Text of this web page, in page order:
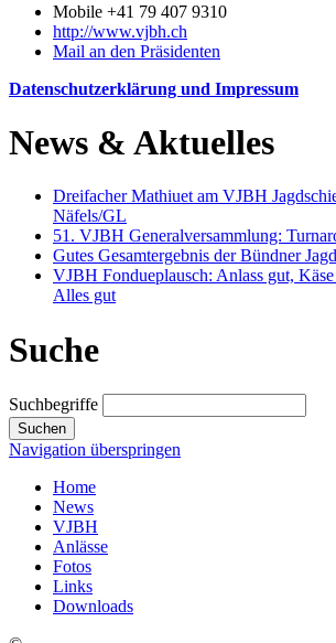
Mobile +41 79 407 9310
http://www.vjbh.ch
Mail an den Präsidenten
Datenschutzerklärung und Impressum
News & Aktuelles
Dreifacher Mathiuet am VJBH
Näfels/GL
51. VJBH Generalversammlung:
Gutes Gesamtergebnis der Bündner
VJBH Fondueplausch: Anlass gut,
Alles gut
Suche
Suchbegriffe
Suchen
Navigation überspringen
Home
News
VJBH
Anlässe
Fotos
Links
Downloads